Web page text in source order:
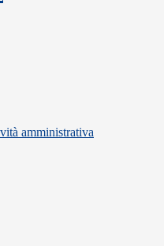
amministrativa